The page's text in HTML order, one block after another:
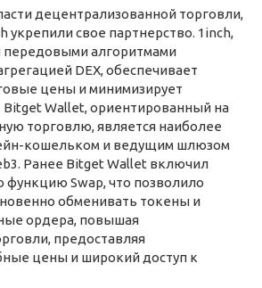
децентрализованной торговли,
укрепили свое партнерство. 1inch,
передовыми алгоритмами
DEX, обеспечивает
цены и минимизирует
Bitget Wallet, ориентированный на
торговлю, является наиболее
кошельком и ведущим шлюзом
Ранее Bitget Wallet включил
функцию Swap, что позволило
обменивать токены и
ордера, повышая
предоставляя
цены и широкий доступ к